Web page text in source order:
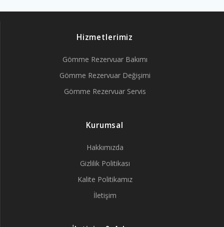
Hizmetlerimiz
Gömme Rezervuar Bakımı
Gömme Rezervuar Değişimi
Gömme Rezervuar Servis
Kurumsal
Hakkımızda
Gizlilik Politikası
Kalite Politikamız
İletişim